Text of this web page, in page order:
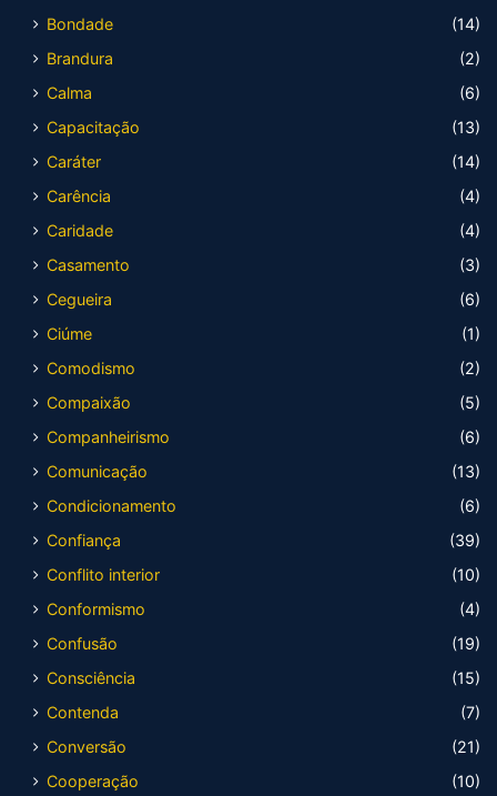
Bondade
(14)
Brandura
(2)
Calma
(6)
Capacitação
(13)
Caráter
(14)
Carência
(4)
Caridade
(4)
Casamento
(3)
Cegueira
(6)
Ciúme
(1)
Comodismo
(2)
Compaixão
(5)
Companheirismo
(6)
Comunicação
(13)
Condicionamento
(6)
Confiança
(39)
Conflito interior
(10)
Conformismo
(4)
Confusão
(19)
Consciência
(15)
Contenda
(7)
Conversão
(21)
Cooperação
(10)